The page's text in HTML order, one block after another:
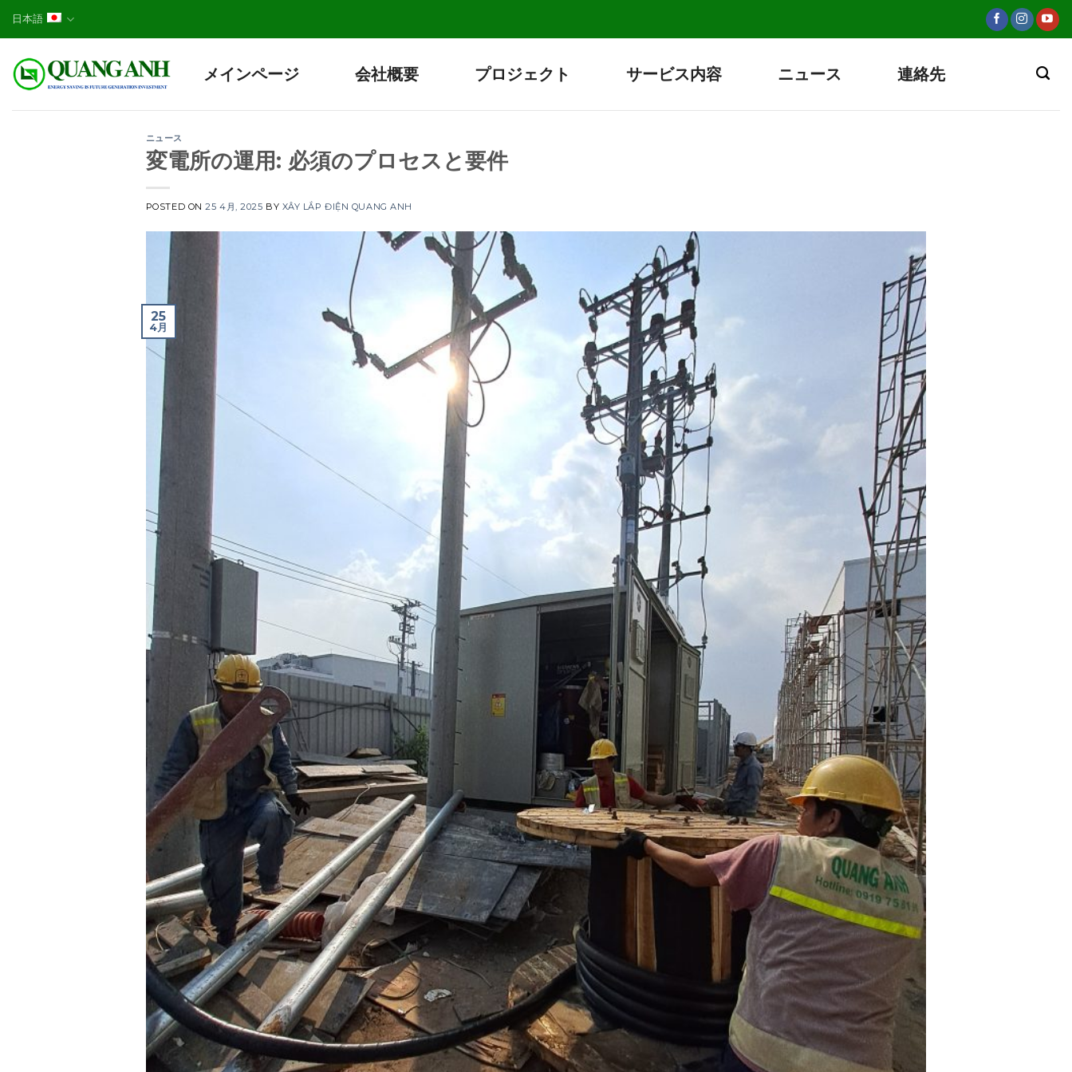
日本語
メインページ 会社概要 プロジェクト サービス内容 ニュース 連絡先
ニュース
変電所の運用: 必須のプロセスと要件
POSTED ON25 4月, 2025 BY XÂY LẮP ĐIỆN QUANG ANH
25
4月